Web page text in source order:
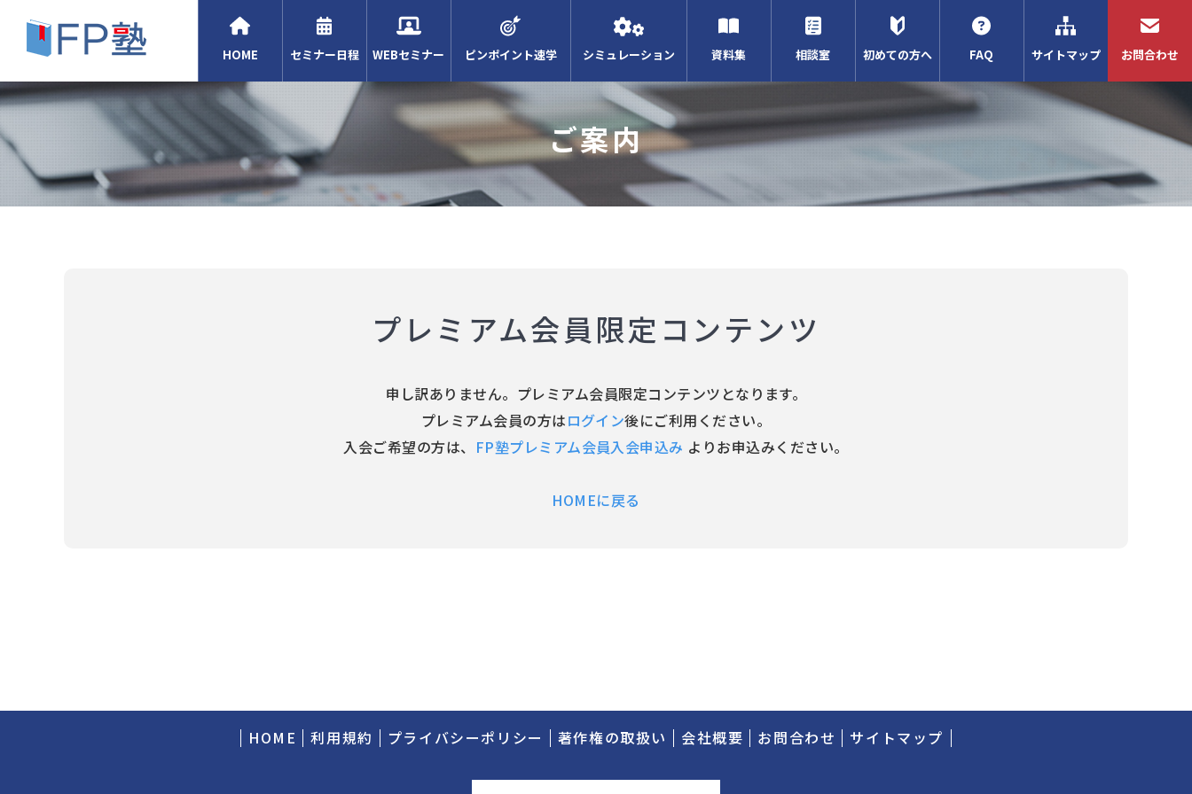
HOME セミナー日程 WEBセミナー ピンポイント速学 シミュレーション 資料集 相談室 初めての方へ FAQ サイトマップ お問合わせ
ご案内
プレミアム会員限定コンテンツ
申し訳ありません。プレミアム会員限定コンテンツとなります。
プレミアム会員の方はログイン後にご利用ください。
入会ご希望の方は、 FP塾プレミアム会員入会申込み よりお申込みください。
HOMEに戻る
HOME 利用規約 プライバシーポリシー 著作権の取扱い 会社概要 お問合わせ サイトマップ